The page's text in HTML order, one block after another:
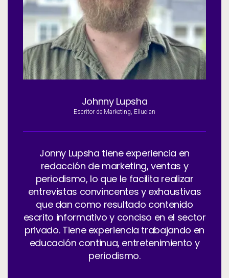
Servicios
Recursos
Compañía
Side navigation - Mexico (Spanish) - es-MX
Centro de información para clientes
Call to action - Mexico (Spanish) - es-MX
Hablemos
Johnny Lupsha
Escritor de Marketing, Ellucian
Jonny Lupsha tiene experiencia en
redacción de marketing, ventas y
periodismo, lo que le facilita realizar
entrevistas convincentes y exhaustivas
que dan como resultado contenido
escrito informativo y conciso en el sector
privado. Tiene experiencia trabajando en
educación continua, entretenimiento y
periodismo.